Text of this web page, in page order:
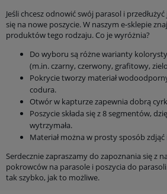
Jeśli chcesz odnowić swój parasol i
się na nowe poszycie. W naszym e-sklepie
produktów tego rodzaju. Co je wyróżnia?
Do wyboru są różne warianty
(m.in. czarny, czerwony, grafitowy,
Pokrycie tworzy materiał
codura.
Otwór w kapturze zapewnia dobrą
Poszycie składa się z 8 segmentów,
wytrzymała.
Materiał można w prosty sposób zdjąć
Serdecznie zapraszamy do zapoznania się z
pokrowców na parasole i poszycia do
tak szybko, jak to możliwe.